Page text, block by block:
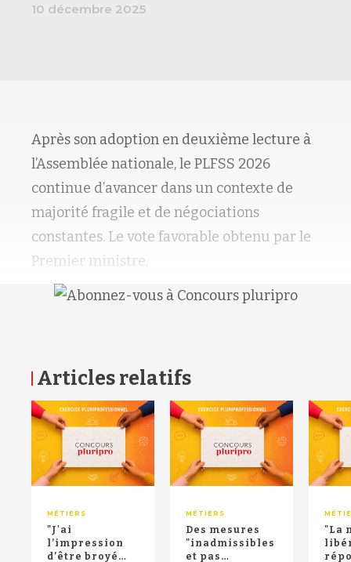
10 décembre 2025
Après son adoption en deuxième lecture à
l’Assemblée nationale, le PLFSS 2026
continue d’avancer dans un contexte de
majorité fragile et de négociations
constantes. Le vote favorable obtenu par le
Premier ministre,
Articles relatifs
MÉTIERS
"J'ai
l’impression
d’être broyé
MÉTIERS
Des mesures
"inadmissibles
et pas
"La
RETOUR HAUT DE PAGE